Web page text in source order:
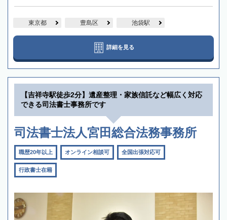
東京都 豊島区 池袋駅
詳細を見る
【吉祥寺駅徒歩2分】遺産整理・家族信託など幅広く対応
できる司法書士事務所です
司法書士法人宮田総合法務事務所
職歴20年以上 オンライン相談可 全国出張対応可
行政書士在籍